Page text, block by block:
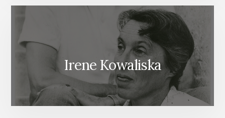
Irene Kowaliska